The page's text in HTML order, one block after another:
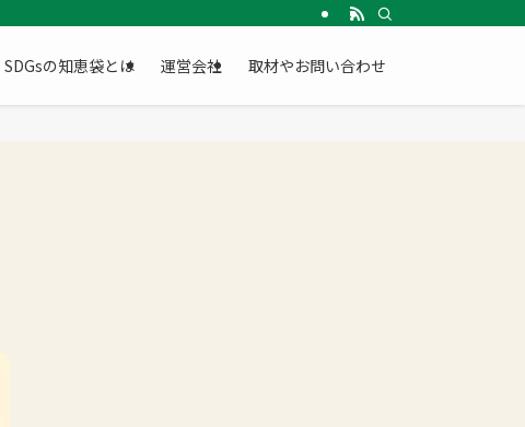
SDGsの知恵袋とは 運営会社 取材やお問い合わせ